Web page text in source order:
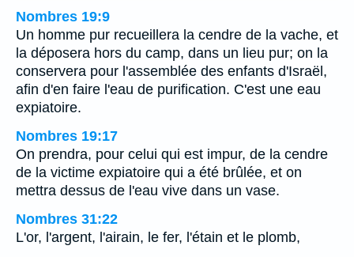
Nombres 19:9
Un homme pur recueillera la cendre de la vache, et
la déposera hors du camp, dans un lieu pur; on la
conservera pour l'assemblée des enfants d'Israël,
afin d'en faire l'eau de purification. C'est une eau
expiatoire.
Nombres 19:17
On prendra, pour celui qui est impur, de la cendre
de la victime expiatoire qui a été brûlée, et on
mettra dessus de l'eau vive dans un vase.
Nombres 31:22
L'or, l'argent, l'airain, le fer, l'étain et le plomb,